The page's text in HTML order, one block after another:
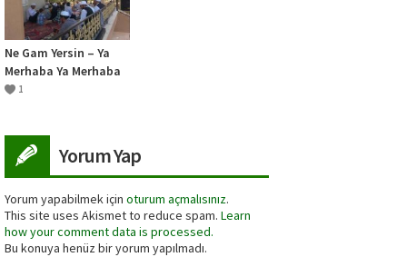
Ne Gam Yersin – Ya
Merhaba Ya Merhaba
– KADİRİ İLAHİLERİ
1
Yorum Yap
Yorum yapabilmek için oturum açmalısınız.
This site uses Akismet to reduce spam. Learn
how your comment data is processed.
Bu konuya henüz bir yorum yapılmadı.